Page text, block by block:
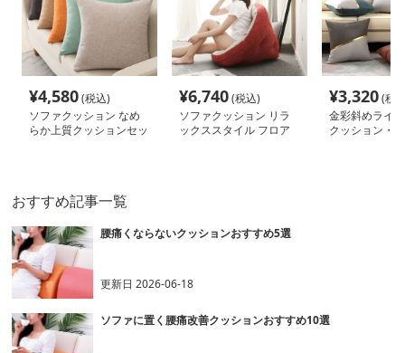
¥4,580(税込)
ソファクッション なめ
らか上質クッションセッ
¥6,740(税込)
ソファクッション リラ
ックススタイル フロア
¥3,320(税
金彩斜めライ
クッション・
おすすめ記事一覧
腰痛くならないクッションおすすめ5選
更新日2026-06-18
ソファに置く腰痛改善クッションおすすめ10選